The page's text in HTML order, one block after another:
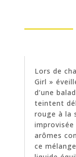
Lors de
Girl »
d’une
teintent
rouge à la
improvisée
arômes
ce